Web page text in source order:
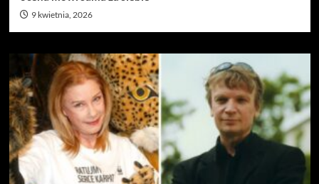
9 kwietnia, 2026